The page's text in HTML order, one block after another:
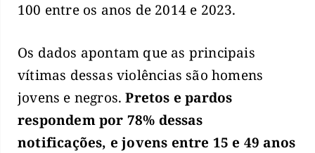
100 entre os anos de 2014 e 2023.
Os dados apontam que as principais
vítimas dessas violências são homens
jovens e negros.Pretos e pardos
respondem por 78% dessas
notificações, e jovens entre 15 e 49 anos